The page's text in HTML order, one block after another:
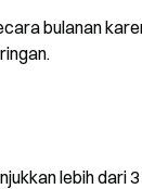
bulanan
lebih dari